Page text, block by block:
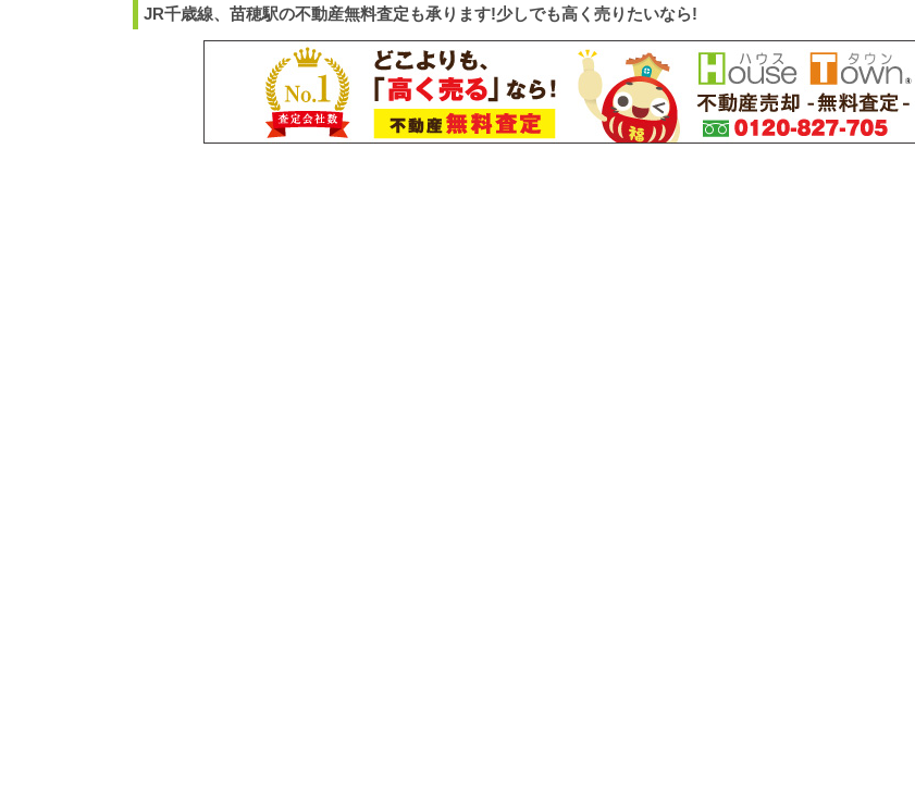
JR千歳線、苗穂駅の不動産無料査定も承ります!少しでも高く売りたいなら!